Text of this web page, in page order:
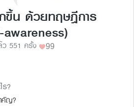
ขึ้น ด้วยทฤษฎีการ
ว 551 ครั้ง 99
ร?
คัญ?